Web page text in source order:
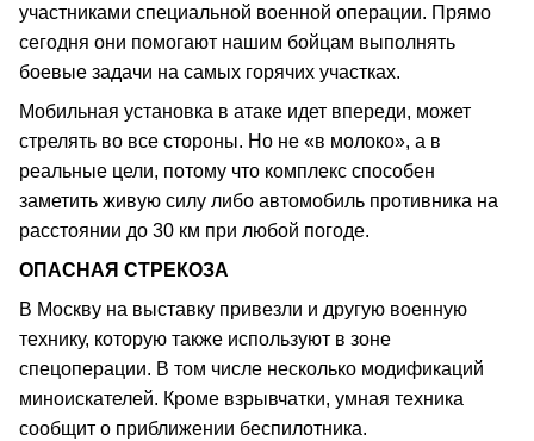
участниками специальной военной операции. Прямо
сегодня они помогают нашим бойцам выполнять
боевые задачи на самых горячих участках.
Мобильная установка в атаке идет впереди, может
стрелять во все стороны. Но не «в молоко», а в
реальные цели, потому что комплекс способен
заметить живую силу либо автомобиль противника на
расстоянии до 30 км при любой погоде.
ОПАСНАЯ СТРЕКОЗА
В Москву на выставку привезли и другую военную
технику, которую также используют в зоне
спецоперации. В том числе несколько модификаций
миноискателей. Кроме взрывчатки, умная техника
сообщит о приближении беспилотника.